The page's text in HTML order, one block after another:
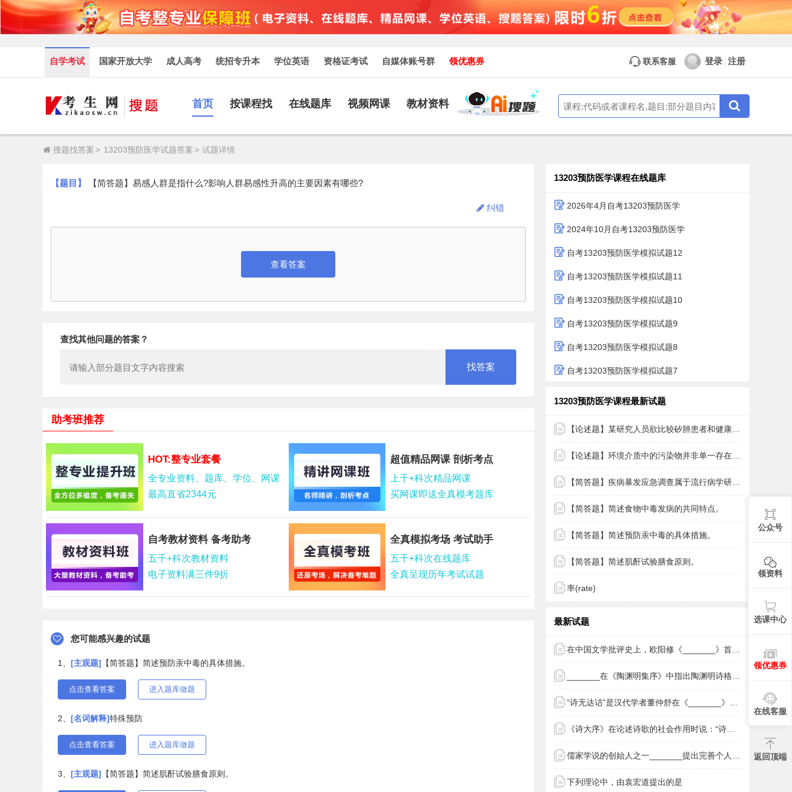
自学考试 国家开放大学 成人高考 统招专升本 学位英语 资格证考试 自媒体账号群 领优惠券 联系客服 登录 注册
首页 按课程找 在线题库 视频网课 教材资料
搜题找答案> 13203预防医学试题答案> 试题详情
【题目】 【简答题】易感人群是指什么?影响人群易感性升高的主要因素有哪些?
纠错
查看答案
查找其他问题的答案？
助考班推荐
HOT:整专业套餐
全专业资料、题库、学位、网课
最高直省2344元
超值精品网课 剖析考点
上千+科次精品网课
买网课即送全真模考题库
自考教材资料 备考助考
五千+科次教材资料
电子资料满三件9折
全真模拟考场 考试助手
五千+科次在线题库
全真呈现历年考试试题
您可能感兴趣的试题
1、 [主观题] 【简答题】简述预防汞中毒的具体措施。
点击查看答案 进入题库做题
2、 [名词解释]特殊预防
点击查看答案 进入题库做题
3、 [主观题] 【简答题】简述肌酐试验膳食原则。
13203预防医学课程在线题库
2026年4月自考13203预防医学
2024年10月自考13203预防医学
自考13203预防医学模拟试题12
自考13203预防医学模拟试题11
自考13203预防医学模拟试题10
自考13203预防医学模拟试题9
自考13203预防医学模拟试题8
自考13203预防医学模拟试题7
13203预防医学课程最新试题
【简答题】简述食物中毒发病的共同特点。
【简答题】简述预防汞中毒的具体措施。
【简答题】简述肌酐试验膳食原则。
率(rate)
最新试题
下列理论中，由袁宏道提出的是
公众号
领资料
选课中心
领优惠券
在线客服
返回顶端